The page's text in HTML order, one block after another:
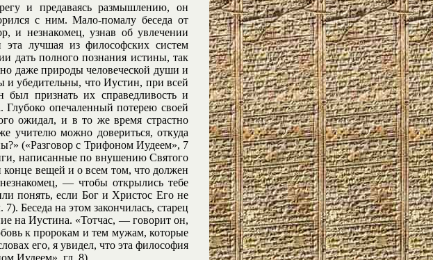
и предаваясь размышлению, он
с ним. Мало-помалу беседа от
и незнакомец, узнав об увлечении
эта лучшая из философских систем
дать полного познания истины, так
даже природы человеческой души и
и убедительны, что Иустин, при всей
признать их справедливость и
Глубоко опечаленный потерею своей
ожидал, и в то же время страстно
учителю можно довериться, откуда
(«Разговор с Трифоном Иудеем», 7
написанные по внушению Святого
вещей и о всем том, что должен
— чтобы открылись тебе
понять, если Бог и Христос Его не
Беседа на этом закончилась, старец
на Иустина. «Тотчас, — говорит он,
к пророкам и тем мужам, которые
его, я увидел, что эта философия
Иудеем», гл. 8).